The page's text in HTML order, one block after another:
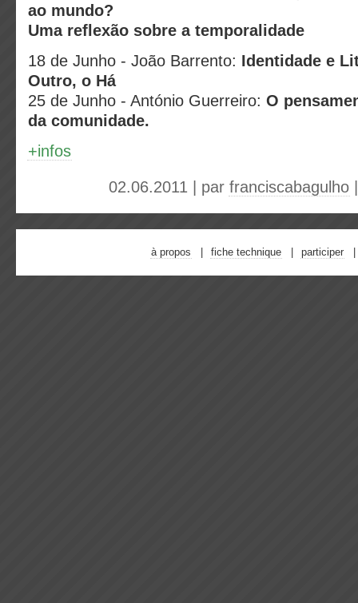
ao mundo?
Uma reflexão sobre a temporalidade
18 de Junho - João Barrento: Identidade e
Outro, o Há
25 de Junho - António Guerreiro: O
da comunidade.
+infos
02.06.2011 | par franciscabagulho
à propos fiche technique participer